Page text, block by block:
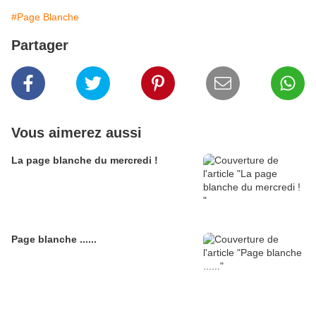
#Page Blanche
Partager
Vous aimerez aussi
La page blanche du mercredi !
Page blanche ......